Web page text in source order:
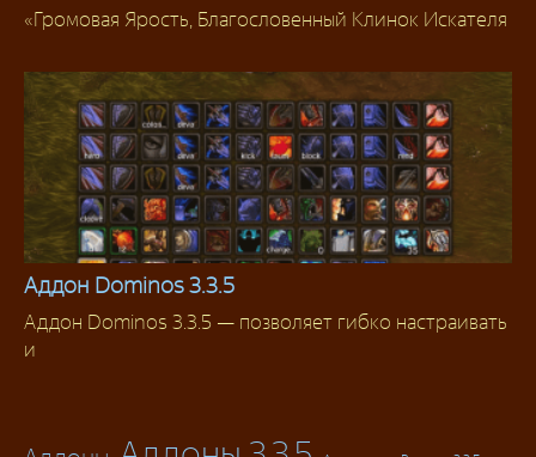
«Громовая Ярость, Благословенный Клинок Искателя
Аддоны 3.3.5
Аддон Dominos 3.3.5
Аддон Dominos 3.3.5 — позволяет гибко настраивать
и